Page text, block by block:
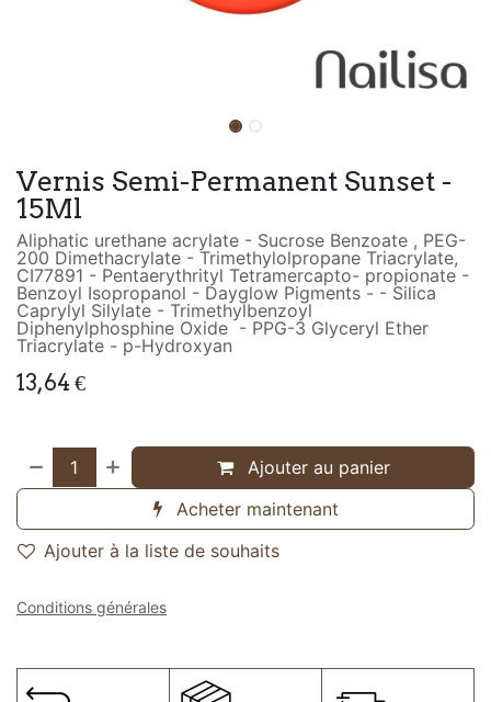
Vernis Semi-Permanent Sunset -
15Ml
Aliphatic urethane acrylate - Sucrose Benzoate , PEG-
200 Dimethacrylate - Trimethylolpropane Triacrylate,
CI77891 - Pentaerythrityl Tetramercapto- propionate -
Benzoyl Isopropanol - Dayglow Pigments - - Silica
Caprylyl Silylate - Trimethylbenzoyl
Diphenylphosphine Oxide - PPG-3 Glyceryl Ether
Triacrylate - p-Hydroxyan
13,64 €
Ajouter au panier
Acheter maintenant
Ajouter à la liste de souhaits
Conditions générales